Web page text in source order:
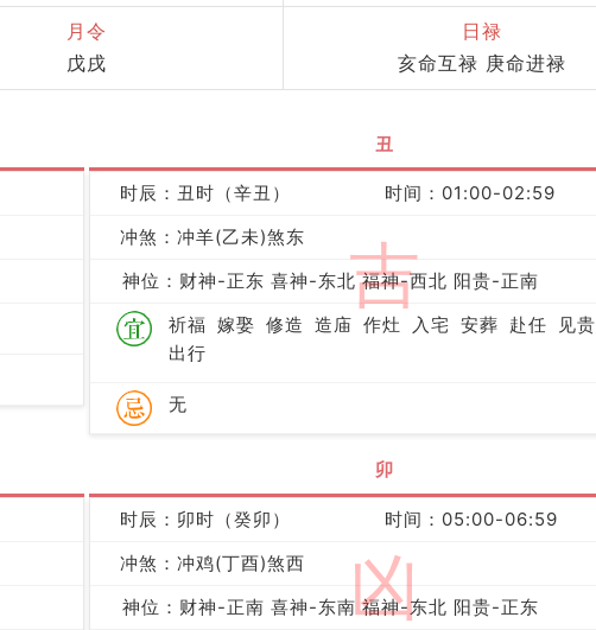
月令
戊戌
日禄
亥命互禄 庚命进禄
丑
吉
时辰：丑时（辛丑）
时间：01:00-02:59
冲煞：冲羊(乙未)煞东
神位：财神-正东 喜神-东北 福神-西北 阳贵-正南
祈福 嫁娶 修造 造庙 作灶 入宅 安葬 赴任 见贵
出行
无
卯
凶
时辰：卯时（癸卯）
时间：05:00-06:59
冲煞：冲鸡(丁酉)煞西
神位：财神-正南 喜神-东南 福神-东北 阳贵-正东